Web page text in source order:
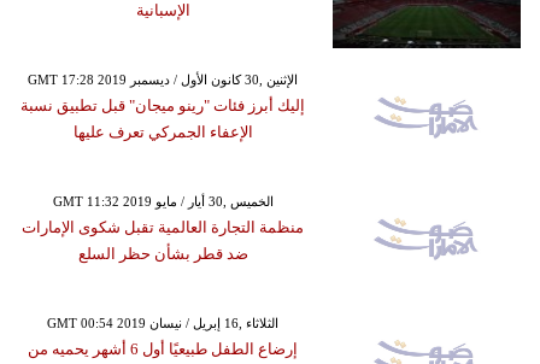
الإسبانية
GMT 17:28 2019 الإثنين ,30 كانون الأول / ديسمبر
إليك أبرز فئات "رينو ميجان" قبل تطبيق نسبة
الإعفاء الجمركي تعرف عليها
GMT 11:32 2019 الخميس ,30 أيار / مايو
منظمة التجارة العالمية تقبل شكوى الإمارات
ضد قطر بشأن حظر السلع
GMT 00:54 2019 الثلاثاء ,16 إبريل / نيسان
إرضاع الطفل طبيعيًا أول 6 أشهر يحميه من